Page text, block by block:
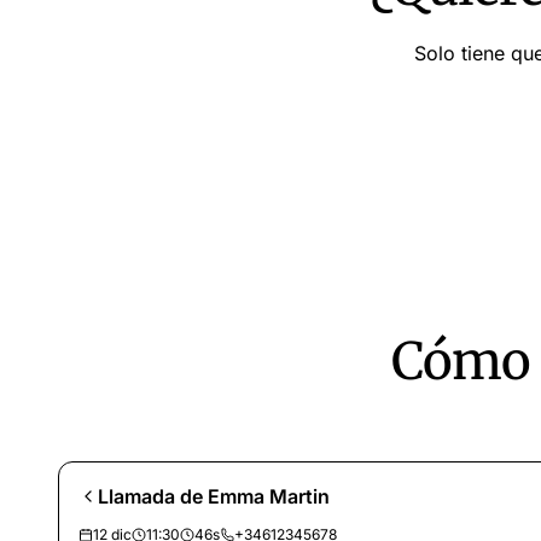
Solo tiene
Llamada de Emma Martin
12 dic 11:30 46s +34612345678